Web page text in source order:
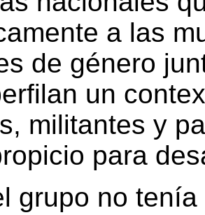
a las
de género
un
militantes y
para
grupo no